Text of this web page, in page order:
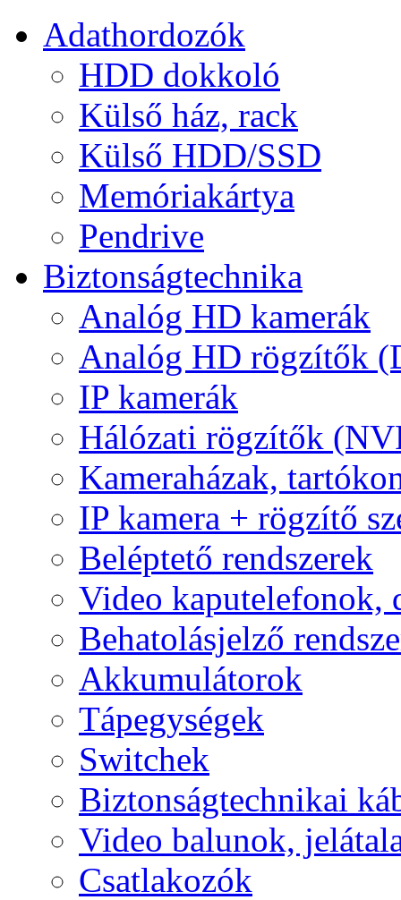
Adathordozók
HDD dokkoló
Külső ház, rack
Külső HDD/SSD
Memóriakártya
Pendrive
Biztonságtechnika
Analóg HD kamerák
Analóg HD rögzítők
IP kamerák
Hálózati rögzítők
Kameraházak,
IP kamera + rögzítő
Beléptető rendszerek
Video kaputelefonok,
Behatolásjelző
Akkumulátorok
Tápegységek
Switchek
Biztonságtechnikai
Video balunok,
Csatlakozók